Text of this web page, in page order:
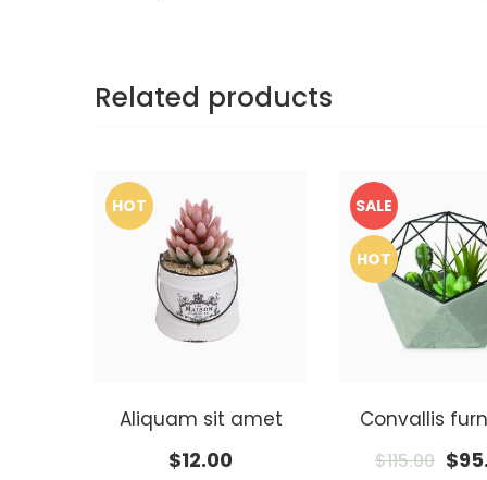
Related products
HOT
Aliquam sit amet
$12.00
SALE
HOT
Convallis
$115.00 $